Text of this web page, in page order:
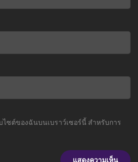
ไซต์ของฉันบนเบราว์เซอร์นี้ สำหรับการ